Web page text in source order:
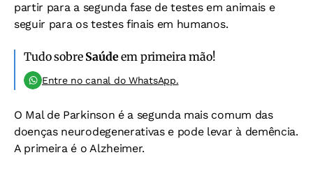
partir para a segunda fase de testes em animais e
seguir para os testes finais em humanos.
Tudo sobre Saúdeem primeira mão!
Entre no canal do WhatsApp.
O Mal de Parkinson é a segunda mais comum das
doenças neurodegenerativas e pode levar à demência.
A primeira é o Alzheimer.